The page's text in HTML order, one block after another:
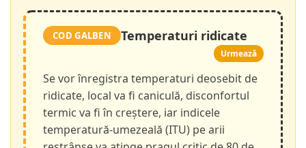
COD GALBEN Temperaturi ridicate
Urmează
Se vor înregistra temperaturi deosebit de
ridicate, local va fi caniculă, disconfortul
termic va fi în creștere, iar indicele
temperatură-umezeală (ITU) pe arii